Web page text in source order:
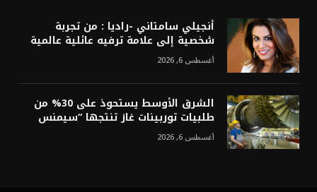
أنجيلي سامتاني -راديا : من تجربة
شخصية إلى علامة ترفيه عائلية عالمية
أغسطس 6, 2026
الشرق الأوسط يستحوذ على 30% من
طلبيات توربينات غاز تنتجها “سيمنس
أغسطس 6, 2026